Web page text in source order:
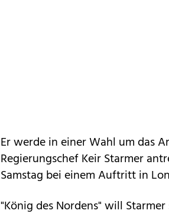
Er werde in einer Wahl um das
Regierungschef Keir Starmer
Samstag bei einem Auftritt in
"König des Nordens" will